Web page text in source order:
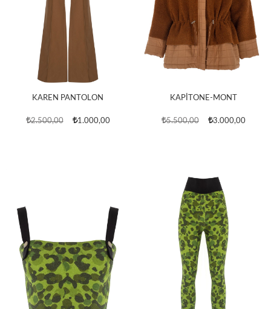
KAREN PANTOLON
2.500,00 1.000,00
KAPİTONE-MONT
5.500,00 3.000,00